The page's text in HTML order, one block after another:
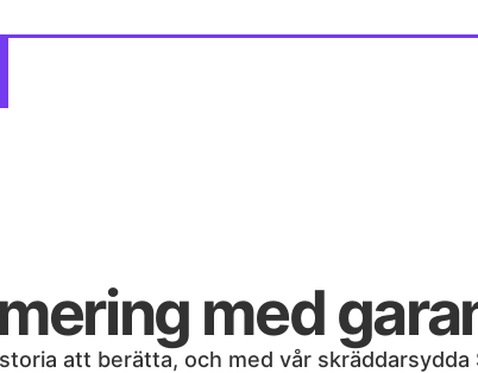
med
att berätta, och med vår